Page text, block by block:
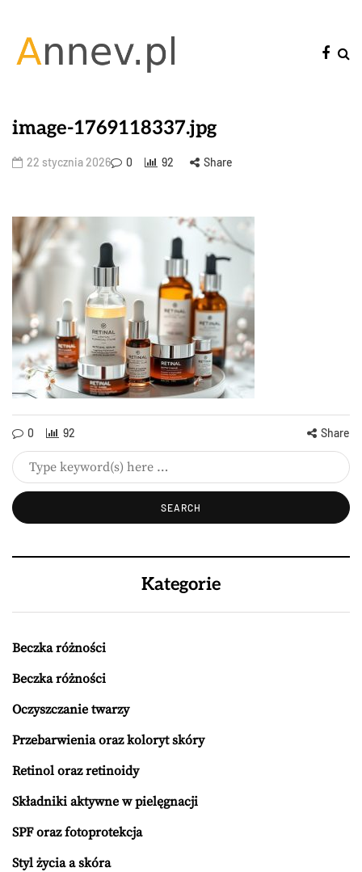
image-1769118337.jpg
22 stycznia 2026 0 92 Share
0 92 Share
Kategorie
Beczka różności
Beczka różności
Oczyszczanie twarzy
Przebarwienia oraz koloryt skóry
Retinol oraz retinoidy
Składniki aktywne w pielęgnacji
SPF oraz fotoprotekcja
Styl życia a skóra